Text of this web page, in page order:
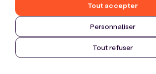
Personnaliser
Tout refuser
Tout accepter